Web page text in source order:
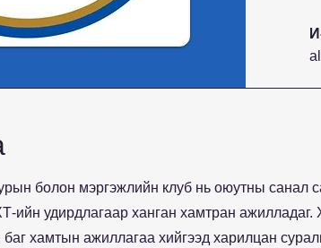
болон мэргэжлийн клуб нь оюутны санал
ийн удирдлагаар ханган хамтран
баг хамтын ажиллагаа хийгээд харилцан